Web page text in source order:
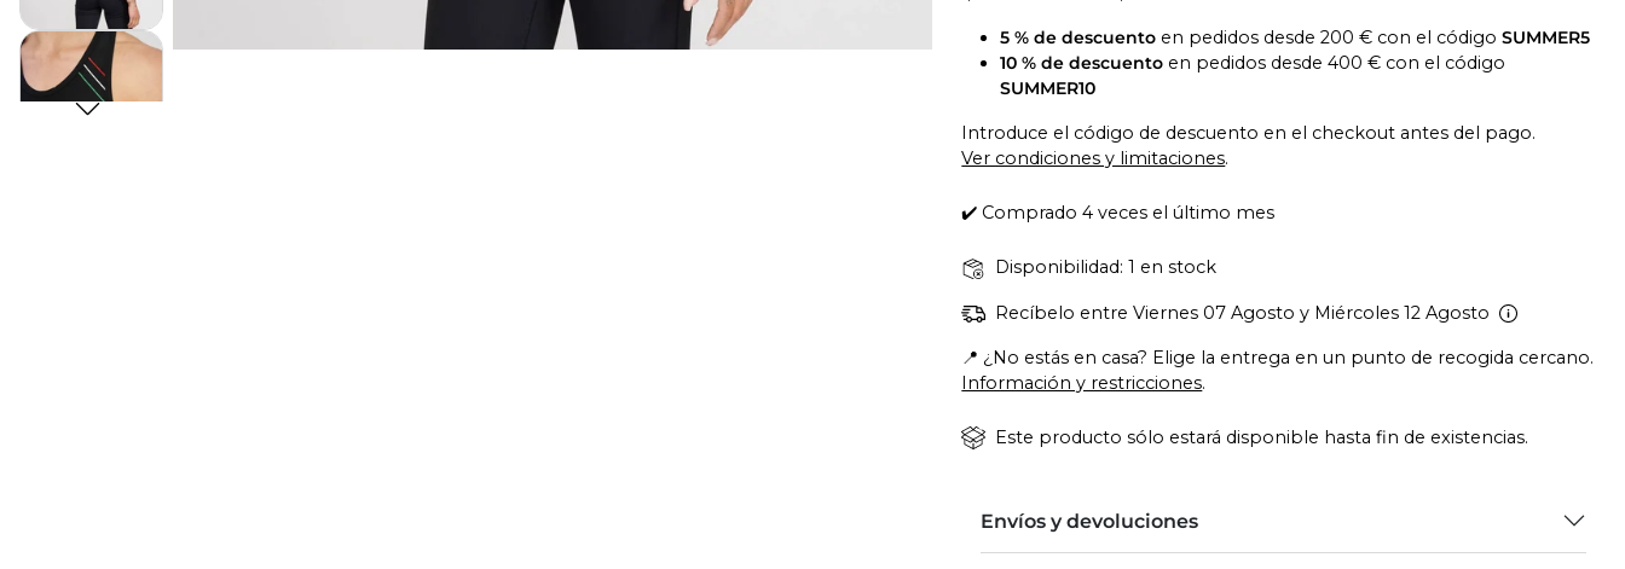
5 % de descuento en pedidos desde 200 € con el códigoSUMMER5
10 % de descuento en pedidos desde 400 € con el código
SUMMER10
Introduce el código de descuento en el checkout antes del pago.
Ver condiciones y limitaciones.
✔️ Comprado 4 veces el último mes
Disponibilidad: 1 en stock
Recíbelo entre Viernes 07 Agosto y Miércoles 12 Agosto
📍 ¿No estás en casa? Elige la entrega en un punto de recogida cercano.
Información y restricciones.
Este producto sólo estará disponible hasta fin de existencias.
Envíos y devoluciones